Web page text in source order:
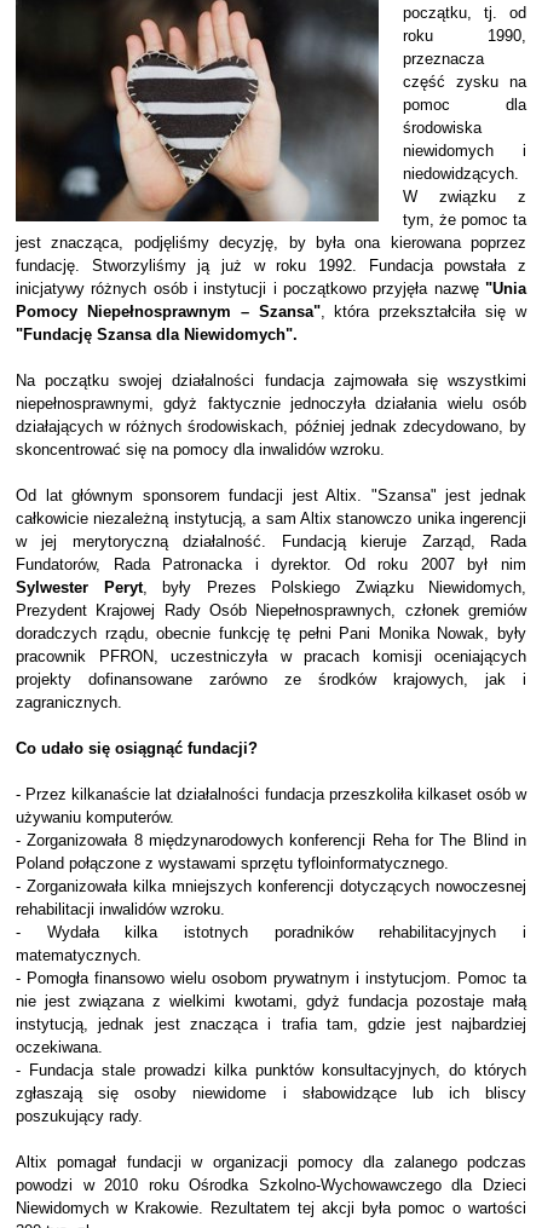
początku, tj. od
roku 1990,
przeznacza
część zysku na
pomoc dla
środowiska
niewidomych i
niedowidzących.
W związku z
tym, że pomoc ta
jest znacząca, podjęliśmy decyzję, by była ona kierowana poprzez
fundację. Stworzyliśmy ją już w roku 1992. Fundacja powstała z
inicjatywy różnych osób i instytucji i początkowo przyjęła nazwę "Unia
Pomocy Niepełnosprawnym – Szansa", która przekształciła się w
"Fundację Szansa dla Niewidomych".
Na początku swojej działalności fundacja zajmowała się wszystkimi
niepełnosprawnymi, gdyż faktycznie jednoczyła działania wielu osób
działających w różnych środowiskach, później jednak zdecydowano, by
skoncentrować się na pomocy dla inwalidów wzroku.
Od lat głównym sponsorem fundacji jest Altix. "Szansa" jest jednak
całkowicie niezależną instytucją, a sam Altix stanowczo unika ingerencji
w jej merytoryczną działalność. Fundacją kieruje Zarząd, Rada
Fundatorów, Rada Patronacka i dyrektor. Od roku 2007 był nim
Sylwester Peryt, były Prezes Polskiego Związku Niewidomych,
Prezydent Krajowej Rady Osób Niepełnosprawnych, członek gremiów
doradczych rządu, obecnie funkcję tę pełni Pani Monika Nowak, były
pracownik PFRON, uczestniczyła w pracach komisji oceniających
projekty dofinansowane zarówno ze środków krajowych, jak i
zagranicznych.
Co udało się osiągnąć fundacji?
- Przez kilkanaście lat działalności fundacja przeszkoliła kilkaset osób w
używaniu komputerów.
- Zorganizowała 8 międzynarodowych konferencji Reha for The Blind in
Poland połączone z wystawami sprzętu tyfloinformatycznego.
- Zorganizowała kilka mniejszych konferencji dotyczących nowoczesnej
rehabilitacji inwalidów wzroku.
- Wydała kilka istotnych poradników rehabilitacyjnych i
matematycznych.
- Pomogła finansowo wielu osobom prywatnym i instytucjom. Pomoc ta
nie jest związana z wielkimi kwotami, gdyż fundacja pozostaje małą
instytucją, jednak jest znacząca i trafia tam, gdzie jest najbardziej
oczekiwana.
- Fundacja stale prowadzi kilka punktów konsultacyjnych, do których
zgłaszają się osoby niewidome i słabowidzące lub ich bliscy
poszukujący rady.
Altix pomagał fundacji w organizacji pomocy dla zalanego podczas
powodzi w 2010 roku Ośrodka Szkolno-Wychowawczego dla Dzieci
Niewidomych w Krakowie. Rezultatem tej akcji była pomoc o wartości